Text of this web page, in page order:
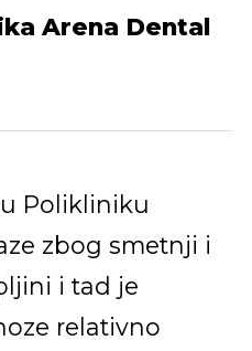
Arena Dental
Polikliniku
zbog smetnji i
i tad je
relativno